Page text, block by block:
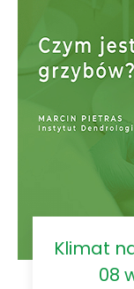
Klimat
08